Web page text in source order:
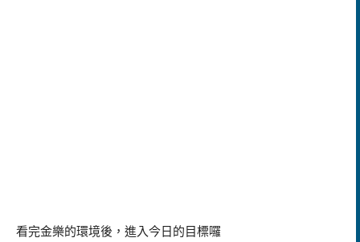
看完金樂的環境後，進入今日的目標囉